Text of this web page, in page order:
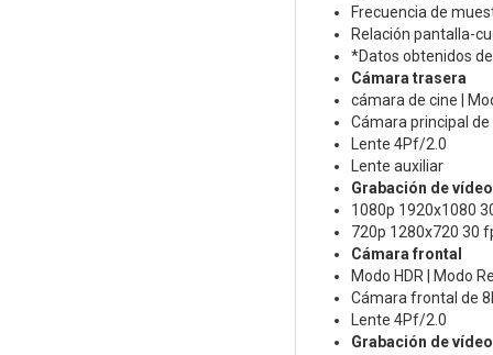
Frecuencia de
Relación pantalla-
*Datos obtenidos
Cámara trasera
cámara de cine |
Cámara principal de
Lente 4Pf/2.0
Lente auxiliar
Grabación de
1080p 1920x1080
720p 1280x720 30
Cámara frontal
Modo HDR | Modo
Cámara frontal de
Lente 4Pf/2.0
Grabación de